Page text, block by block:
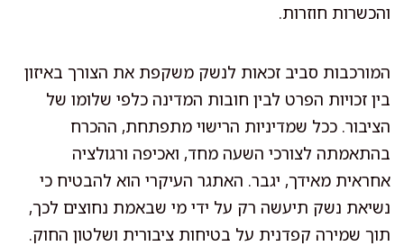
והכשרות חוזרות.
המורכבות סביב זכאות לנשק משקפת את הצורך באיזון
בין זכויות הפרט לבין חובות המדינה כלפי שלומו של
הציבור. ככל שמדיניות הרישוי מתפתחת, ההכרח
בהתאמתה לצורכי השעה מחד, ואכיפה ורגולציה
אחראית מאידך, יגבר. האתגר העיקרי הוא להבטיח כי
נשיאת נשק תיעשה רק על ידי מי שבאמת נחוצים לכך,
תוך שמירה קפדנית על בטיחות ציבורית ושלטון החוק.